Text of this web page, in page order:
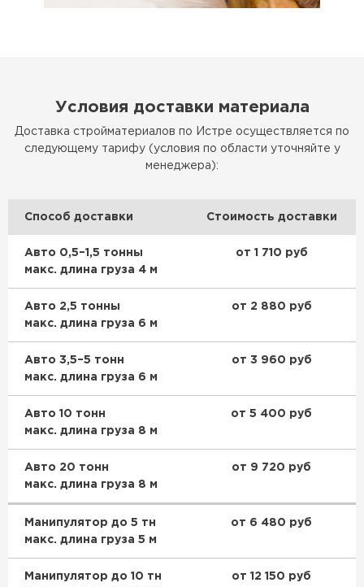
Условия доставки материала
Доставка стройматериалов по Истре осуществляется по
следующему тарифу (условия по области уточняйте у
менеджера):
Способ доставки Стоимость доставки
Авто 0,5–1,5 тонны
макс. длина груза 4 м
от 1 710 руб
Авто 2,5 тонны
макс. длина груза 6 м
от 2 880 руб
Авто 3,5–5 тонн
макс. длина груза 6 м
от 3 960 руб
Авто 10 тонн
макс. длина груза 8 м
от 5 400 руб
Авто 20 тонн
макс. длина груза 8 м
от 9 720 руб
Манипулятор до 5 тн
макс. длина груза 5 м
от 6 480 руб
Манипулятор до 10 тн
от 12 150 руб